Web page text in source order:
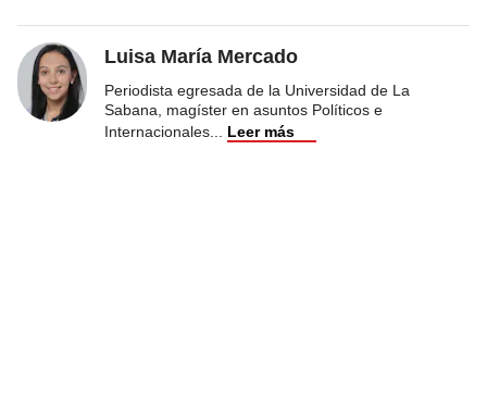
Luisa María Mercado
Periodista egresada de la Universidad de La
Sabana, magíster en asuntos Políticos e
Internacionales
Leer más